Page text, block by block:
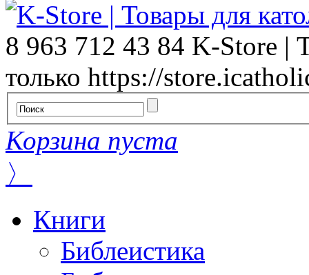
8 963 712 43 84 K-Store |
только https://
Корзина пуста
〉
Книги
Библеистика